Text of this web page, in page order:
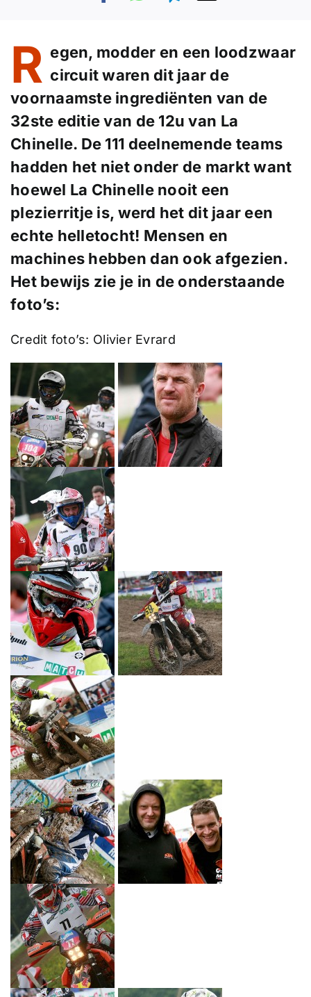
R egen, modder en een loodzwaar
circuit waren dit jaar de
voornaamste ingrediënten van de
32ste editie van de 12u van La
Chinelle. De 111 deelnemende teams
hadden het niet onder de markt want
hoewel La Chinelle nooit een
plezierritje is, werd het dit jaar een
echte helletocht! Mensen en
machines hebben dan ook afgezien.
Het bewijs zie je in de onderstaande
foto’s:
Credit foto’s: Olivier Evrard